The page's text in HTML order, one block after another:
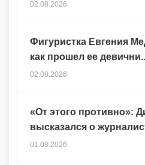
02.08.2026
Фигуристка Евгения
как прошел ее
02.08.2026
«От этого противно»:
высказался о
01.08.2026